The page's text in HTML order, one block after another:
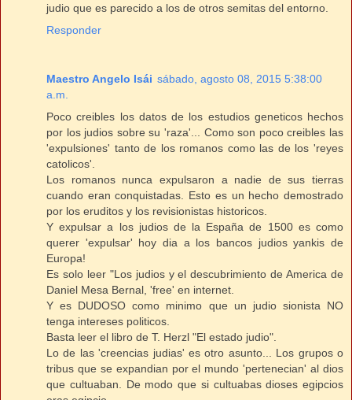
judio que es parecido a los de otros semitas del entorno.
Responder
Maestro Angelo Isái sábado, agosto 08, 2015 5:38:00
a.m.
Poco creibles los datos de los estudios geneticos hechos
por los judios sobre su 'raza'... Como son poco creibles las
'expulsiones' tanto de los romanos como las de los 'reyes
catolicos'.
Los romanos nunca expulsaron a nadie de sus tierras
cuando eran conquistadas. Esto es un hecho demostrado
por los eruditos y los revisionistas historicos.
Y expulsar a los judios de la España de 1500 es como
querer 'expulsar' hoy dia a los bancos judios yankis de
Europa!
Es solo leer "Los judios y el descubrimiento de America de
Daniel Mesa Bernal, 'free' en internet.
Y es DUDOSO como minimo que un judio sionista NO
tenga intereses politicos.
Basta leer el libro de T. Herzl "El estado judio".
Lo de las 'creencias judias' es otro asunto... Los grupos o
tribus que se expandian por el mundo 'pertenecian' al dios
que cultuaban. De modo que si cultuabas dioses egipcios